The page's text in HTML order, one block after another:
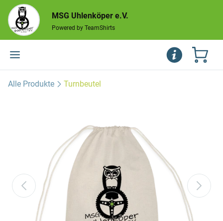
MSG Uhlenköper e.V.
Powered by TeamShirts
Alle Produkte Turnbeutel